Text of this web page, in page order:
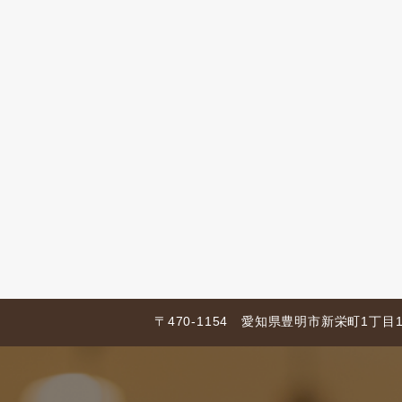
〒470-1154 愛知県豊明市新栄町1丁目